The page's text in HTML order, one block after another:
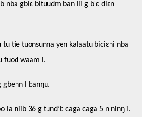
nba gbiɛ bituudm ban lii g biɛ diɛn
tu tie tuonsunna yen kalaatu biciɛni nba
fuod waam i.
gbenn l banŋu.
la niib 36 g tund’b caga caga 5 n ninŋ i.